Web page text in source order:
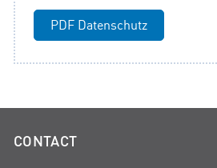
PDF Datenschutz
CONTACT